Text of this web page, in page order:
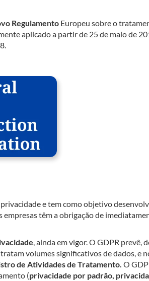
Regulamento Europeu sobre o
aplicado a partir de 25 de maio de
e tem como objetivo
têm a obrigação de
, ainda em vigor. O GDPR prevê,
volumes significativos de dados, e
de Atividades de Tratamento. O
(privacidade por padrão,